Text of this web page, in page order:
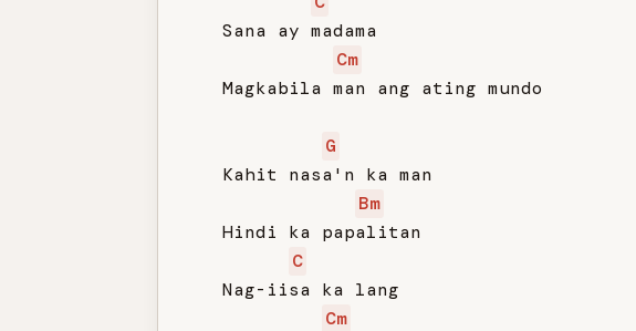
   Sana ay madama
Cm
   Magkabila man ang ating mundo
G
   Kahit nasa'n ka man
Bm
   Hindi ka papalitan
C
   Nag-iisa ka lang
Cm